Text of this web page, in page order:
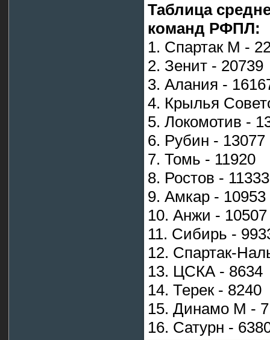
Таблица
команд РФПЛ:
1. Спартак М -
2. Зенит - 20739
3. Алания -
4. Крылья
5. Локомотив -
6. Рубин - 13077
7. Томь - 11920
8. Ростов - 11333
9. Амкар - 10953
10. Анжи - 10507
11. Сибирь -
12. Спартак-
13. ЦСКА - 8634
14. Терек - 8240
15. Динамо М -
16. Сатурн -